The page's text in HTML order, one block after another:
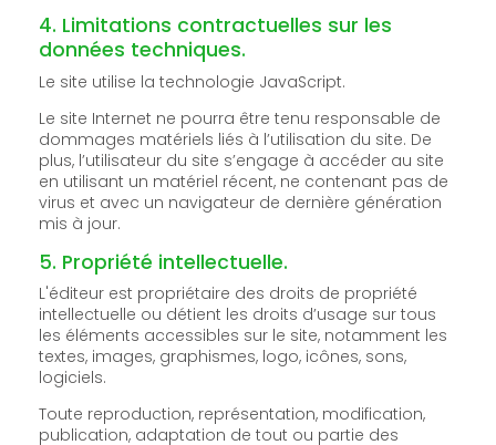
4. Limitations contractuelles sur les
données techniques.
Le site utilise la technologie JavaScript.
Le site Internet ne pourra être tenu responsable de
dommages matériels liés à l’utilisation du site. De
plus, l’utilisateur du site s’engage à accéder au site
en utilisant un matériel récent, ne contenant pas de
virus et avec un navigateur de dernière génération
mis à jour.
5. Propriété intellectuelle.
L'éditeur est propriétaire des droits de propriété
intellectuelle ou détient les droits d’usage sur tous
les éléments accessibles sur le site, notamment les
textes, images, graphismes, logo, icônes, sons,
logiciels.
Toute reproduction, représentation, modification,
publication, adaptation de tout ou partie des